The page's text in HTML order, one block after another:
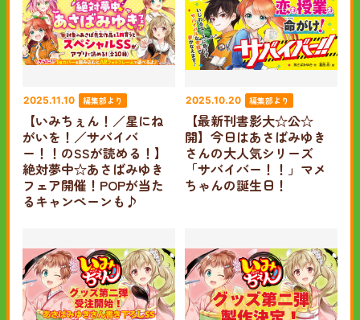
2025.11.10 編集部より
【いみちぇん！／星にね
がいを！／サバイバ
ー！！のSSが読める！】
絶対夢中☆あさばみゆき
フェア開催！POPが当た
るキャンペーンも♪
2025.10.20 編集部より
【最新刊書影大☆公☆
開】今日はあさばみゆき
さんの大人気シリーズ
「サバイバー！！」マメ
ちゃんの誕生日！